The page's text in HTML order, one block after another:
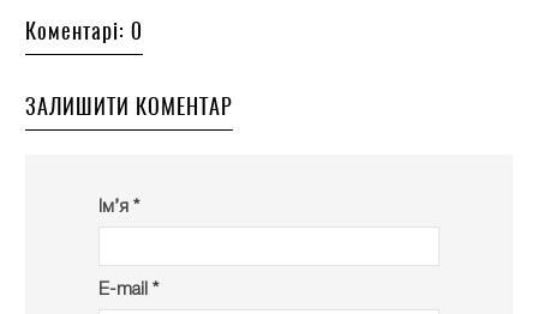
Коментарі: 0
ЗАЛИШИТИ КОМЕНТАР
Ім’я *
E-mail *